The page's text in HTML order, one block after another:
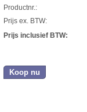
Productnr.:
Prijs ex. BTW:
Prijs inclusief BTW:
Koop nu